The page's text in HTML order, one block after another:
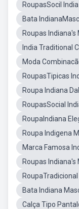
RoupasSocil
Bata
Roupas
India Traditional
Moda
RoupasTipicas
Roupa Indiana
RoupasSocial
RoupaIndiana
Roupa Indigena
Marca Famosa
Roupas Indiana's
Bata Indiana
Calça Tipo